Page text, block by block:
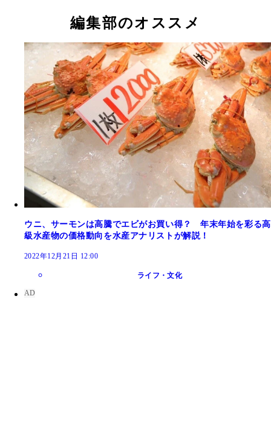
編集部のオススメ
ウニ、サーモンは高騰でエビがお買い得？ 年末年始を彩る高
級水産物の価格動向を水産アナリストが解説！
2022年12月21日 12:00
ライフ・文化